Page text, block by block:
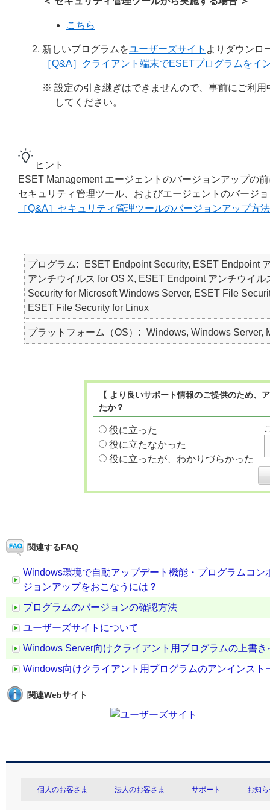
こちら
新しいプログラムをユーザーズサイト よりダウンロ
［Q&A］クライアント端末でESETプログラムをイ
※ 設定の引き継ぎはできませんので、事前にご利
してください。
ヒント
ESET Management エージェントのバージョンアップの
セキュリティ管理ツール、およびエージェントのバージ
［Q&A］セキュリティ管理ツールのバージョンアップ方法
プログラム
ESET Endpoint Security, ESET Endpoint
アンチウイルス for OS X, ESET Endpoint アンチウイ
Security for Microsoft Windows Server, ESET File
ESET File Security for Linux
プラットフォーム（OS） Windows, Windows Server,
【 より良いサポート情報のご提供のため
たか？
役に立った
役に立たなかった
役に立ったが、わかりづらかった
関連するFAQ
Windows環境で自動アップデート機能・プログラムコ
ジョンアップをおこなうには？
プログラムのバージョンの確認方法
ユーザーズサイトについて
Windows Server向けクライアント用プログラムの上書
Windows向けクライアント用プログラムのアンインスト
関連Webサイト
個人のお客さま 法人のお客さま サポート お知